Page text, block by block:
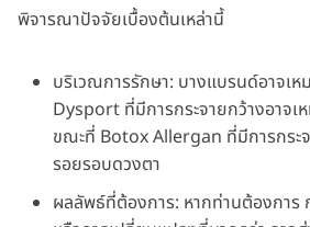
พิจารณาปัจจัยเบื้องต้นเหล่านี้
บริเวณการรักษา: บางแบรนด์อาจเห
Dysport ที่มีการกระจายกว้างอาจเ
ขณะที่ Botox Allergan ที่มีการกระ
รอยรอบดวงตา
ผลลัพธ์ที่ต้องการ: หากท่านต้องการ